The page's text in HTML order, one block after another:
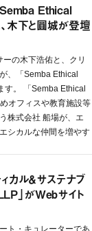
Semba Ethical
木下と圓城が登壇
の木下浩佑と、クリ
、「Semba Ethical
す。 「Semba Ethical
オフィスや教育施設等
株式会社 船場が、エ
シカルな仲間を増やす
カル＆サステナブ
」がWebサイト
ト・キュレーターであ